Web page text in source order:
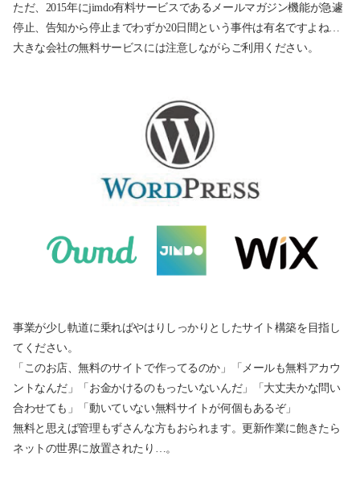
ただ、2015年にjimdo有料サービスであるメールマガジン機能が急遽
停止、 告知から停止までわずか20日間 という事件は有名ですよね…
大きな会社の無料サービスには注意しながらご利用ください。
事業が少し軌道に乗ればやはりしっかりとしたサイト構築を目指し
てください。
「このお店、無料のサイトで作ってるのか」「メールも無料アカウ
ントなんだ」「お金かけるのもったいないんだ」「大丈夫かな問い
合わせても」「動いていない無料サイトが何個もあるぞ」
無料と思えば管理もずさんな方もおられます。更新作業に飽きたら
ネットの世界に放置されたり…。